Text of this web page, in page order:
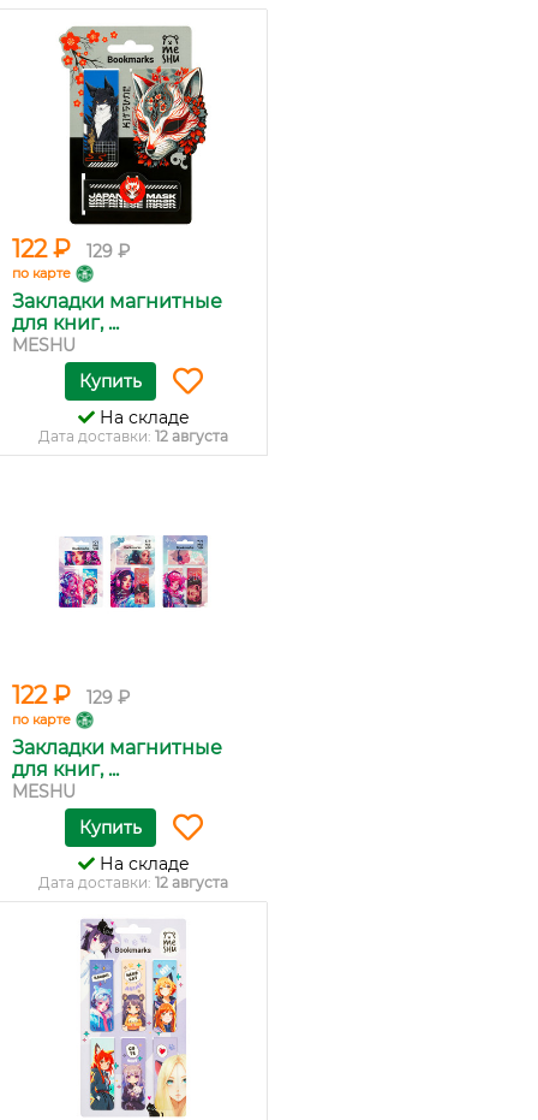
122 ₽ 129 ₽
по карте
Закладки магнитные
для книг, ...
MESHU
Купить
На складе
Дата доставки: 12 августа
122 ₽ 129 ₽
по карте
Закладки магнитные
для книг, ...
MESHU
Купить
На складе
Дата доставки: 12 августа